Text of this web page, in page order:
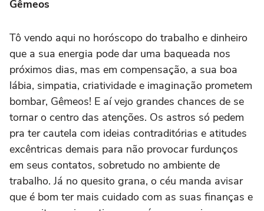
Gêmeos
Tô vendo aqui no horóscopo do trabalho e dinheiro
que a sua energia pode dar uma baqueada nos
próximos dias, mas em compensação, a sua boa
lábia, simpatia, criatividade e imaginação prometem
bombar, Gêmeos! E aí vejo grandes chances de se
tornar o centro das atenções. Os astros só pedem
pra ter cautela com ideias contraditórias e atitudes
excêntricas demais para não provocar furdunços
em seus contatos, sobretudo no ambiente de
trabalho. Já no quesito grana, o céu manda avisar
que é bom ter mais cuidado com as suas finanças e